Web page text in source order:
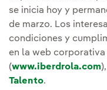
se inicia hoy y
de marzo. Los
condiciones y
en la web
(www.iberdrola.com
Talento.